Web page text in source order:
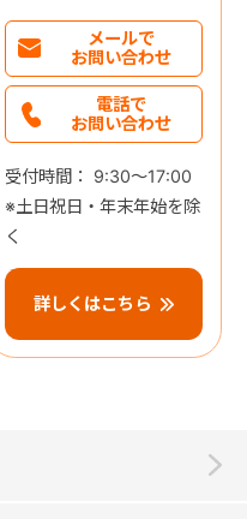
メールで
お問い合わせ
電話で
お問い合わせ
受付時間： 9:30～17:00
※土日祝日・年末年始を除
く
詳しくはこちら